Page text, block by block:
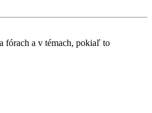
fórach a v témach, pokiaľ to